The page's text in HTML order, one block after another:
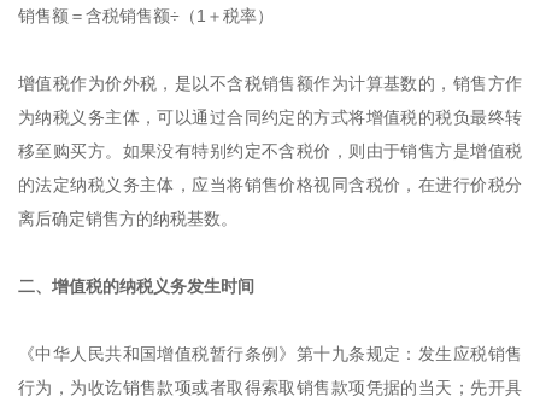
销售额＝含税销售额÷（1＋税率）
增值税作为价外税，是以不含税销售额作为计算基数的，销售方作
为纳税义务主体，可以通过合同约定的方式将增值税的税负最终转
移至购买方。如果没有特别约定不含税价，则由于销售方是增值税
的法定纳税义务主体，应当将销售价格视同含税价，在进行价税分
离后确定销售方的纳税基数。
二、增值税的纳税义务发生时间
《中华人民共和国增值税暂行条例》第十九条规定：发生应税销售
行为，为收讫销售款项或者取得索取销售款项凭据的当天；先开具